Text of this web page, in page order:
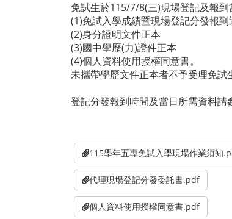
免試生於115/7/8(三)現場登記及報到
(1)免試入學成績暨現場登記分發報到
(2)身分證明文件正本
(3)國中學歷(力)證件正本
(4)個人資料使用授權同意書。
未攜帶學歷文件正本者不予受理免試
登記分發報到時間及當日所需資料請
115學年五專免試入學現場作業須知
代理現場登記分發委託書.pdf
個人資料使用授權同意書.pdf